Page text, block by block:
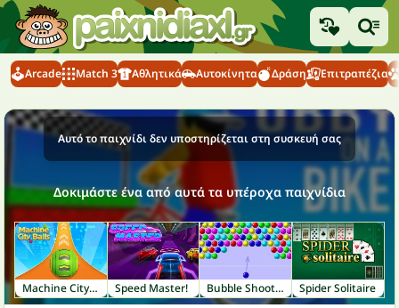
Arcade Match 3 Αθλητικά Αυτοκίνητα Δράση Επιτραπέζια
Αυτό το παιχνίδι δεν υποστηρίζεται στη συσκευή σας
Δοκιμάστε ένα από αυτά τα υπέροχα παιχνίδια
Machine City Balls Speed Master! Bubble Shooter Spider Solitaire